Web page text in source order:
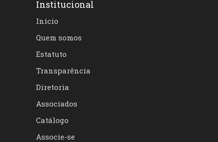
Institucional
Início
Quem somos
Estatuto
Transparência
Diretoria
Associados
Catálogo
Associe-se